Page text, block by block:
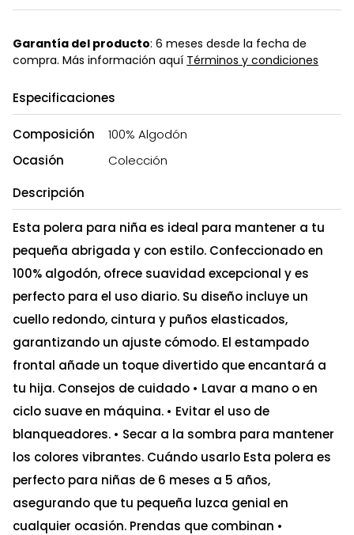
Garantía del producto: 6 meses desde la fecha de
compra. Más información aquí Términos y condiciones
Especificaciones
Composición
100% Algodón
Ocasión
Colección
Descripción
Esta polera para niña es ideal para mantener a tu
pequeña abrigada y con estilo. Confeccionado en
100% algodón, ofrece suavidad excepcional y es
perfecto para el uso diario. Su diseño incluye un
cuello redondo, cintura y puños elasticados,
garantizando un ajuste cómodo. El estampado
frontal añade un toque divertido que encantará a
tu hija. Consejos de cuidado • Lavar a mano o en
ciclo suave en máquina. • Evitar el uso de
blanqueadores. • Secar a la sombra para mantener
los colores vibrantes. Cuándo usarlo Esta polera es
perfecto para niñas de 6 meses a 5 años,
asegurando que tu pequeña luzca genial en
cualquier ocasión. Prendas que combinan •